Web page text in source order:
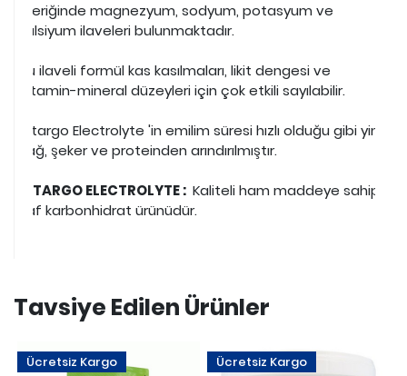
İçeriğinde magnezyum, sodyum, potasyum ve
kalsiyum ilaveleri bulunmaktadır.
Bu ilaveli formül kas kasılmaları, likit dengesi ve
vitamin-mineral düzeyleri için çok etkili sayılabilir.
Vitargo Electrolyte 'in emilim süresi hızlı olduğu gibi yine
yağ, şeker ve proteinden arındırılmıştır.
VITARGO ELECTROLYTE : Kaliteli ham maddeye sahip
saf karbonhidrat ürünüdür.
Tavsiye Edilen Ürünler
Ücretsiz Kargo Ücretsiz Kargo